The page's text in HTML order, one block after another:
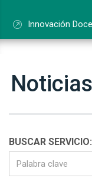
Innovación
BUSCAR SERVICIO: